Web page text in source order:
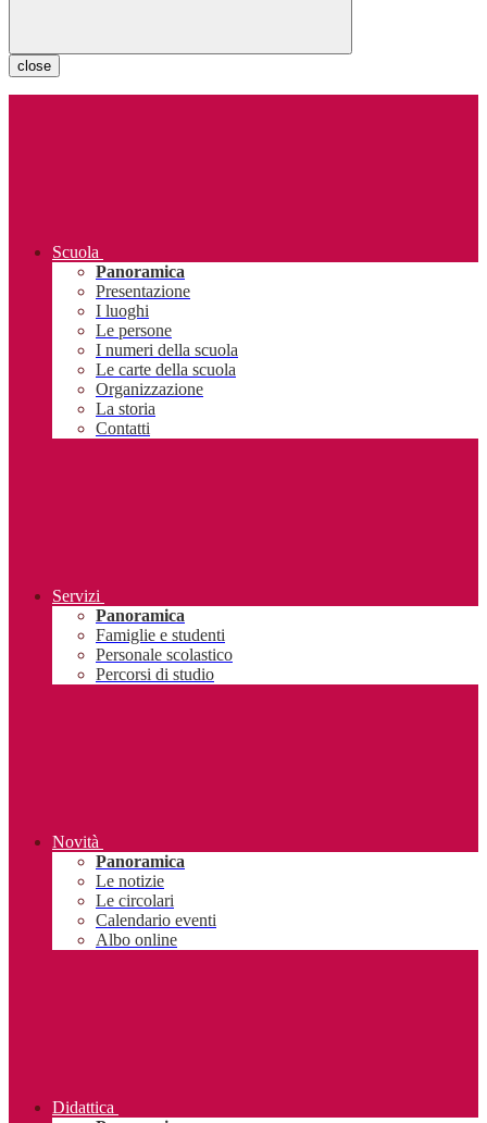
close
Scuola
Panoramica
Presentazione
I luoghi
Le persone
I numeri della scuola
Le carte della scuola
Organizzazione
La storia
Contatti
Servizi
Panoramica
Famiglie e studenti
Personale scolastico
Percorsi di studio
Novità
Panoramica
Le notizie
Le circolari
Calendario eventi
Albo online
Didattica